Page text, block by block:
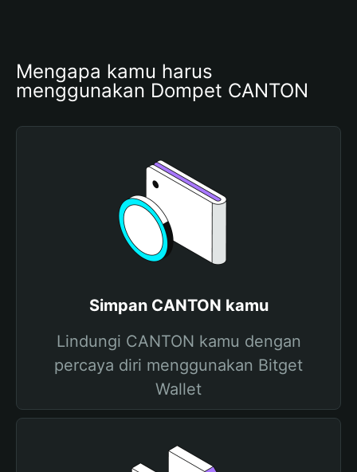
Mengapa kamu harus
menggunakan Dompet CANTON
Simpan CANTON kamu
Lindungi CANTON kamu dengan
percaya diri menggunakan Bitget
Wallet